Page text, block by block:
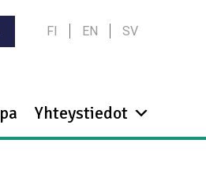
FI EN SV
Yhteystiedot